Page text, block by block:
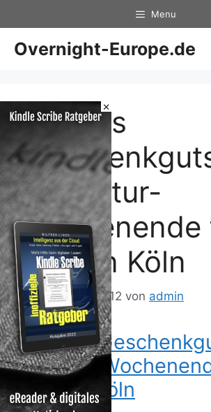
×
Inhalt
springen
Menu
Overnight-Europe.de
mydays
n – Kultur-
Wochenende
Zwei in Köln
7. Dezember 2012 von admin
mydays
– Kultur-
Zwei in Köln